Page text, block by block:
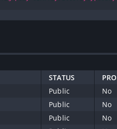
STATUS
PRO
Public
No
Public
No
Public
No